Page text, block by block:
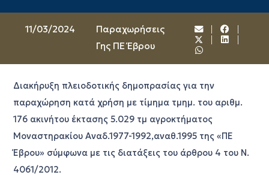
11/03/2024
Παραχωρήσεις
Γης ΠΕ Έβρου
Διακήρυξη πλειοδοτικής δημοπρασίας για την
παραχώρηση κατά χρήση με τίμημα τμημ. του αριθμ.
176 ακινήτου έκτασης 5.029 τμ αγροκτήματος
Μοναστηρακίου Αναδ.1977-1992,αναθ.1995 της «ΠΕ
Έβρου» σύμφωνα με τις διατάξεις του άρθρου 4 του Ν.
4061/2012.